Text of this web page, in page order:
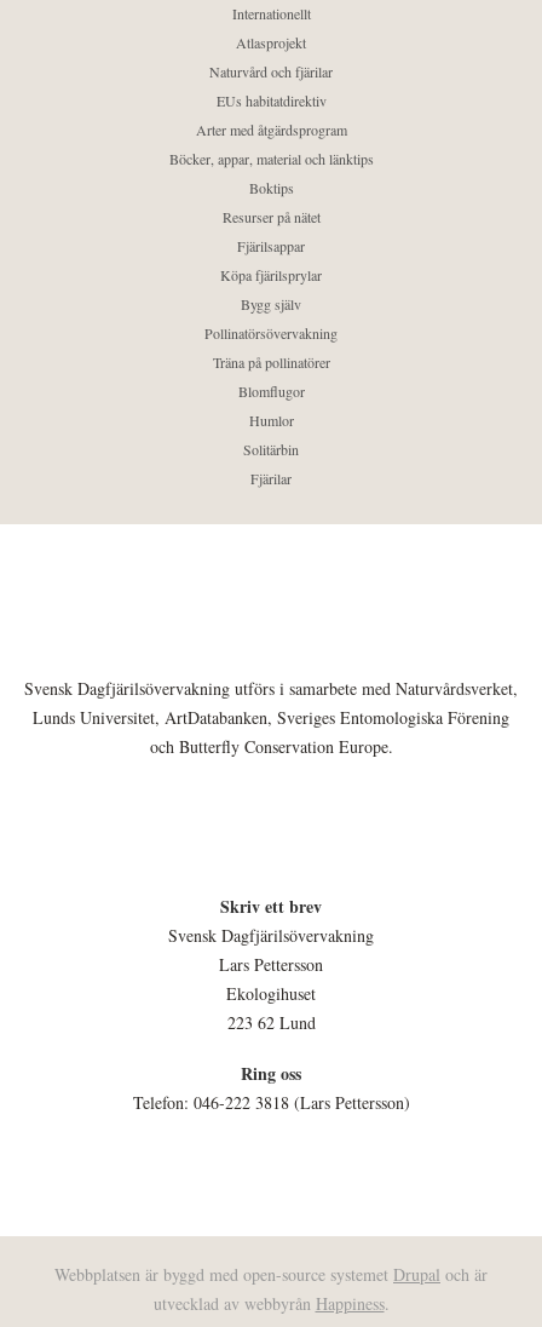
Internationellt
Atlasprojekt
Naturvård och fjärilar
EUs habitatdirektiv
Arter med åtgärdsprogram
Böcker, appar, material och länktips
Boktips
Resurser på nätet
Fjärilsappar
Köpa fjärilsprylar
Bygg själv
Pollinatörsövervakning
Träna på pollinatörer
Blomflugor
Humlor
Solitärbin
Fjärilar
Svensk Dagfjärilsövervakning utförs i samarbete med Naturvårdsverket,
Lunds Universitet, ArtDatabanken, Sveriges Entomologiska Förening
och Butterfly Conservation Europe.
Skriv ett brev
Svensk Dagfjärilsövervakning
Lars Pettersson
Ekologihuset
223 62 Lund
Ring oss
Telefon: 046-222 3818 (Lars Pettersson)
Webbplatsen är byggd med open-source systemet Drupal och är
utvecklad av webbyrån Happiness.